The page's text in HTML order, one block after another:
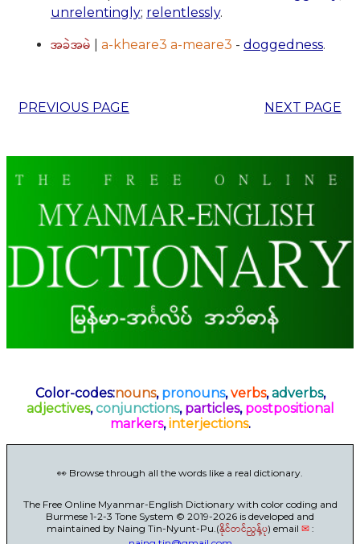
unrelentingly; relentlessly.
အခဲအမဲ a-kheare3 a-meare3 - doggedness.
PREVIOUS PAGE NEXT PAGE
Color-codes:nouns, pronouns,verbs,adverbs,
adjectives,conjunctions, particles, postpositional
markers,interjections.
👀 Browse through all the words like a real dictionary.
The Free Online Myanmar-English Dictionary with color coding and
Burmese 1-2-3 Tone System © 2019-2026 is developed and
maintained by Naing Tin-Nyunt-Pu.(နိုင်တင်ညွန့်ပု) email ✉: